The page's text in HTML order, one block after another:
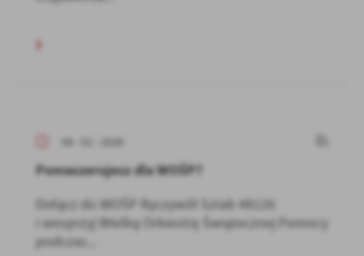
09 - 01 - 2026
Pomaszerujesz dla WOŚP?
Dołącz do WOŚP Ryczywół Sztab #8126
i wesprzyj Wielką Orkiestrę Świątecznej Pomocy
podczas...